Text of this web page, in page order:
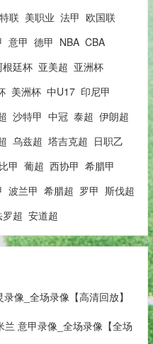
联 美职业 法甲 欧国联
意甲 德甲 NBA CBA
根廷杯 亚美超 亚洲杯
美洲杯 中U17 印尼甲
沙特甲 中冠 泰超 伊朗超
乌兹超 塔吉克超 日职乙
比甲 葡超 西协甲 希腊甲
波兰甲 希腊超 罗甲 斯伐超
罗超 安道超
像_全场录像【高清回放】
意甲录像_全场录像【全场